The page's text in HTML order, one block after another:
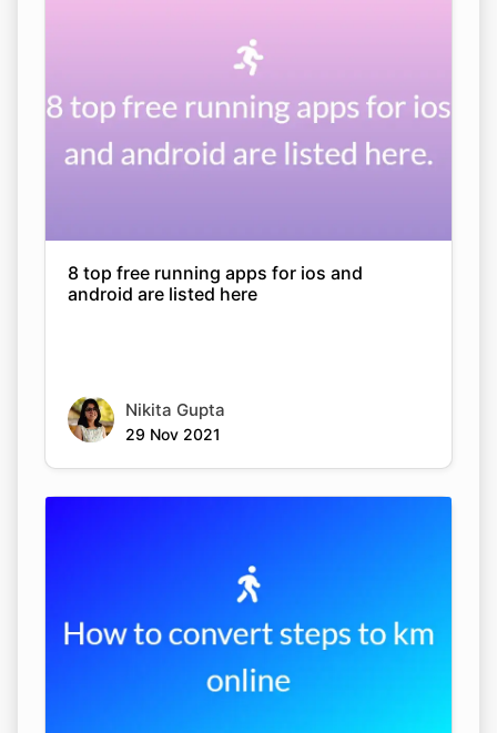
8 top free running apps for ios and
android are listed here
Nikita Gupta
29 Nov 2021